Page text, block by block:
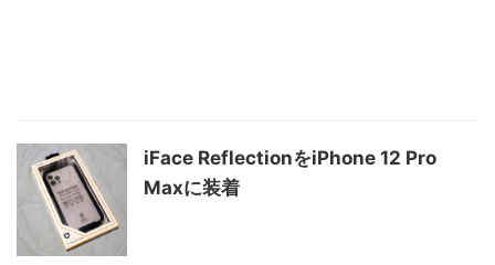
iFace ReflectionをiPhone 12 Pro
Maxに装着